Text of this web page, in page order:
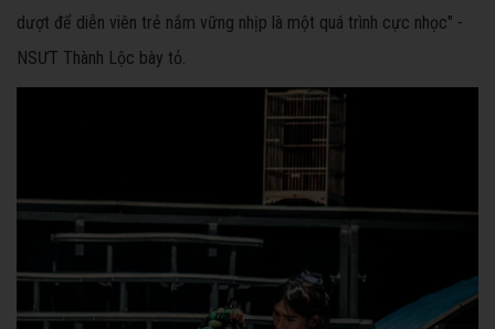
dượt để diễn viên trẻ nắm vững nhịp là một quá trình cực nhọc" -
NSƯT Thành Lộc bày tỏ.